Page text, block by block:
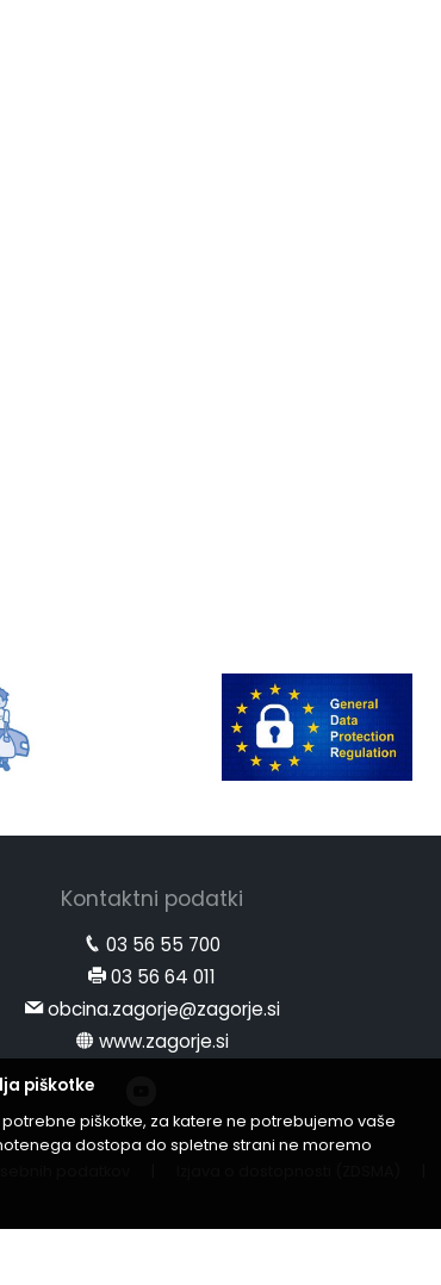
Kontaktni podatki
03 56 55 700
03 56 64 011
obcina.zagorje@zagorje.si
www.zagorje.si
piškotke
piškotke, za katere ne potrebujemo vaše
dostopa do spletne strani ne moremo